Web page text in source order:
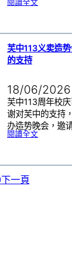
閱讀全文2
恩
设
计
比
赛
芙中113义卖造
的支持
18/06/2026
芙中113周年校
谢对芙中的支持
办造势晚会，邀
閱讀全文:芙
造
下一頁